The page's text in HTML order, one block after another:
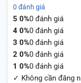
0 đánh giá
5 0%0 đánh giá
4 0%0 đánh giá
3 0%0 đánh giá
2 0%0 đánh giá
1 0%0 đánh giá
✓ Không cần đăng